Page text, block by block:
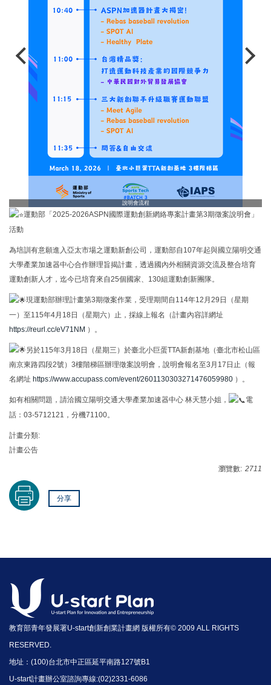
說明會流程
運動部「2025-2026ASPN國際運動創新網絡專案計畫第3期徵案說明會」
活動
為培訓有意願進入亞太市場之運動新創公司，運動部自107年起與國立陽明交通
大學產業加速器中心合作辦理旨揭計畫，透過國內外相關資源交流及整合培育
運動創新人才，迄今已培育來自25個國家、130組運動創新團隊。
現運動部辦理計畫第3期徵案作業，受理期間自114年12月29日（星期
一）至115年4月18日（星期六）止，採線上報名（計畫內容詳網址
https://reurl.cc/eV71NM ）。
另於115年3月18日（星期三）於臺北小巨蛋TTA新創基地（臺北市松山區
南京東路四段2號）3樓階梯區辦理徵案說明會，說明會報名至3月17日止（報
名網址 https://www.accupass.com/event/2601130303271476059980 ）。
如有相關問題，請洽國立陽明交通大學產業加速器中心 林天慧小姐，
電
話：03-5712121，分機71100。
計畫分類:
計畫公告
瀏覽數: 2711
分享
教育部青年發展署U-start創新創業計畫網 版權所有© 2009 ALL RIGHTS
RESERVED.
地址：(100)台北市中正區延平南路127號B1
U-start計畫辦公室諮詢專線:(02)2331-6086